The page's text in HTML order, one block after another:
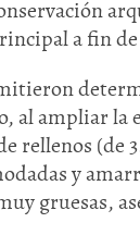
a fin
al ampliar la
rellenos (de
y
gruesas,